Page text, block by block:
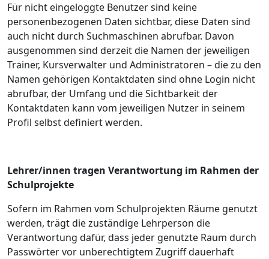
Für nicht eingeloggte Benutzer sind keine
personenbezogenen Daten sichtbar, diese Daten sind
auch nicht durch Suchmaschinen abrufbar. Davon
ausgenommen sind derzeit die Namen der jeweiligen
Trainer, Kursverwalter und Administratoren – die zu den
Namen gehörigen Kontaktdaten sind ohne Login nicht
abrufbar, der Umfang und die Sichtbarkeit der
Kontaktdaten kann vom jeweiligen Nutzer in seinem
Profil selbst definiert werden.
Lehrer/innen tragen Verantwortung im Rahmen der
Schulprojekte
Sofern im Rahmen vom Schulprojekten Räume genutzt
werden, trägt die zuständige Lehrperson die
Verantwortung dafür, dass jeder genutzte Raum durch
Passwörter vor unberechtigtem Zugriff dauerhaft